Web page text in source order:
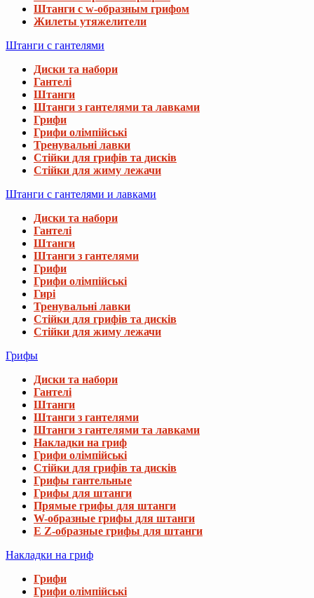
Штанги с w-образным грифом
Жилеты утяжелители
Штанги с гантелями
Диски та набори
Гантелі
Штанги
Штанги з гантелями та лавками
Грифи
Грифи олімпійські
Тренувальні лавки
Стійки для грифів та дисків
Стійки для жиму лежачи
Штанги с гантелями и лавками
Диски та набори
Гантелі
Штанги
Штанги з гантелями
Грифи
Грифи олімпійські
Гирі
Тренувальні лавки
Стійки для грифів та дисків
Стійки для жиму лежачи
Грифы
Диски та набори
Гантелі
Штанги
Штанги з гантелями
Штанги з гантелями та лавками
Накладки на гриф
Грифи олімпійські
Стійки для грифів та дисків
Грифы гантельные
Грифы для штанги
Прямые грифы для штанги
W-образные грифы для штанги
E Z-образные грифы для штанги
Накладки на гриф
Грифи
Грифи олімпійські